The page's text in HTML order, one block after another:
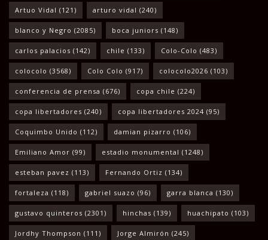
Artuo Vidal (121) arturo vidal (240)
blanco y Negro (2085) boca juniors (148)
carlos palacios (142) chile (133) Colo-Colo (483)
colocolo (3568) Colo Colo (917) colocolo2026 (103)
conferencia de prensa (676) copa chile (224)
copa libertadores (240) copa libertadores 2024 (95)
Coquimbo Unido (112) damian pizarro (106)
Emiliano Amor (99) estadio monumental (1248)
esteban pavez (113) Fernando Ortiz (134)
fortaleza (118) gabriel suazo (96) garra blanca (130)
gustavo quinteros (2301) hinchas (139) huachipato (103)
Jordhy Thompson (111) Jorge Almirón (245)